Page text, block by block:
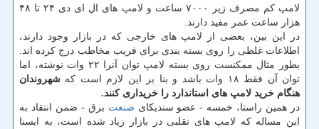
لامپ كم مصرف زیر ۷۰۰۰ ساعت و لامپ های ال ای دی ۲۴ تا ۴۸
هزار ساعت عمر مفید دارند.
در این بین، بعضی از لامپ های خارجی كه در بازار وجود دارند،
اطلاعات غلطی را روی بسته بندی برای فریب مخاطب درج كرده اند.
بطور مثال ممكنست روی بسته لامپ توان آنرا ۲۲ وات نوشته، اما
توان آن فقط ۱۸ وات باشد و بنا بر این لازم است كه
شهروندان
هنگام خرید لامپ های استاندارد را خریداری كنند.
در همین راستا، خمسه - عضو سندیكای صنعت برق - ضمن انتقاد به
این مساله كه لامپ های تقلبی در بازار زیاد شده است، به ایسنا